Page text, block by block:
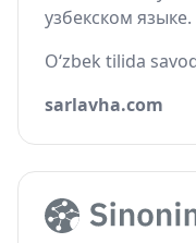
узбекском языке.
O‘zbek tilida
sarlavha.com